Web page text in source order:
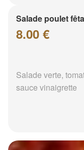
Salade poulet fêta
8.00 €
Salade verte,
sauce vinaigrette